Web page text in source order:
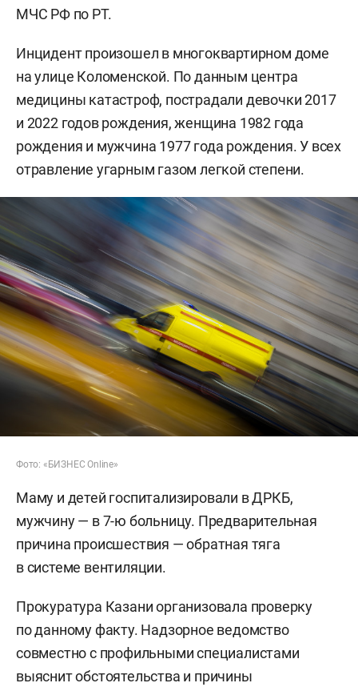
МЧС РФ по РТ.
Инцидент произошел в многоквартирном доме
на улице Коломенской. По данным центра
медицины катастроф, пострадали девочки 2017
и 2022 годов рождения, женщина 1982 года
рождения и мужчина 1977 года рождения. У всех
отравление угарным газом легкой степени.
Фото: «БИЗНЕС Online»
Маму и детей госпитализировали в ДРКБ,
мужчину — в 7-ю больницу. Предварительная
причина происшествия — обратная тяга
в системе вентиляции.
Прокуратура Казани организовала проверку
по данному факту. Надзорное ведомство
совместно с профильными специалистами
выяснит обстоятельства и причины